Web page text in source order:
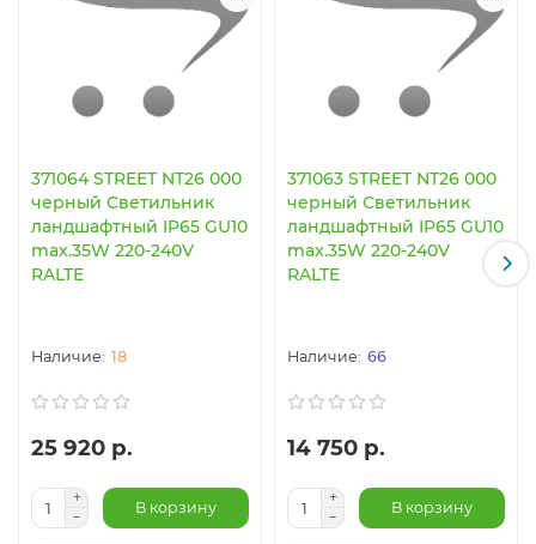
371064 STREET NT26 000
черный Светильник
ландшафтный IP65 GU10
max.35W 220-240V
RALTE
18
25 920 р.
В корзину
371063 STREET NT26 000
черный Светильник
ландшафтный IP65 GU10
max.35W 220-240V
RALTE
66
14 750 р.
В корзину